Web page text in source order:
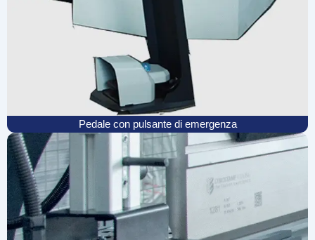
Pedale con pulsante di emergenza